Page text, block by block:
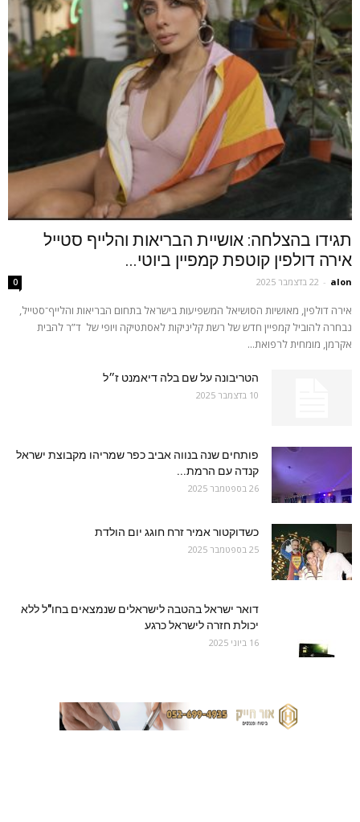
תגידו בהצלחה: אושיית הבריאות והלייף סטייל
אירה דולפין קוטפת קמפיין ביוטי...
alon
- 22 בדצמבר 2025 0
אירה דולפין, מאושיות הסושיאל המשפיעות בישראל בתחום הבריאות והלייף־סטייל,
נבחרה להוביל קמפיין חדש של רשת קליניקות לאסתטיקה ויופי של ד”ר להבית
אקרמן, מומחית לרפואת...
הטריבונה על שם בלה דיאמנט ז״ל
10 בדצמבר 2025
פותחים שנה בנווה אביב כפר שמריהו מקבוצת ישראל
קנדה עם הרמת...
26 בספטמבר 2025
כשדוקטור אמיר זרח חוגג יום הולדת
25 בספטמבר 2025
דואר ישראל בהטבה לישראלים שנמצאים בחו"ל ללא
יכולת חזרה לישראל כרגע
16 ביוני 2025